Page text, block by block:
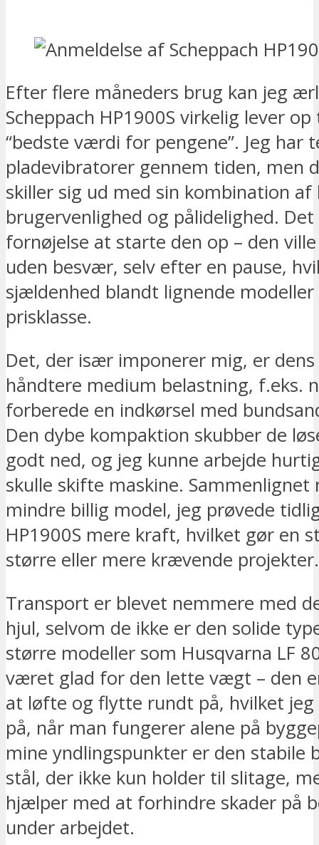
Efter flere måneders brug kan jeg
Scheppach HP1900S virkelig lever
“bedste værdi for pengene”. Jeg har
pladevibratorer gennem tiden, men
skiller sig ud med sin kombination
brugervenlighed og pålidelighed.
fornøjelse at starte den op – den
uden besvær, selv efter en pause,
sjældenhed blandt lignende modeller
prisklasse.
Det, der især imponerer mig, er
håndtere medium belastning, f.eks.
forberede en indkørsel med
Den dybe kompaktion skubber de
godt ned, og jeg kunne arbejde
skulle skifte maskine. Sammenlignet
mindre billig model, jeg prøvede
HP1900S mere kraft, hvilket gør en
større eller mere krævende projekter.
Transport er blevet nemmere med
hjul, selvom de ikke er den solide
større modeller som Husqvarna LF
været glad for den lette vægt – den
at løfte og flytte rundt på, hvilket
på, når man fungerer alene på
mine yndlingspunkter er den stabile
stål, der ikke kun holder til slitage,
hjælper med at forhindre skader på
under arbejdet.